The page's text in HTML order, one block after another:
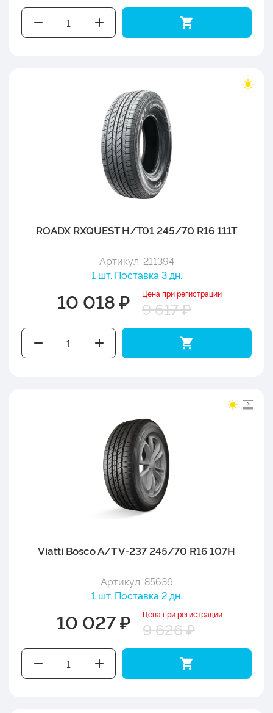
ROADX RXQUEST H/T01 245/70 R16 111T
Артикул: 211394
1 шт. Поставка 3 дн.
10 018 ₽ Цена при регистрации
9 617 ₽
Viatti Bosco A/T V-237 245/70 R16 107H
Артикул: 85636
1 шт. Поставка 2 дн.
10 027 ₽ Цена при регистрации
9 626 ₽